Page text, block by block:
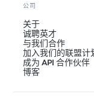
公司
关于
诚聘英才
与我们合作
加入我们的联盟计
成为 API 合作伙伴
博客